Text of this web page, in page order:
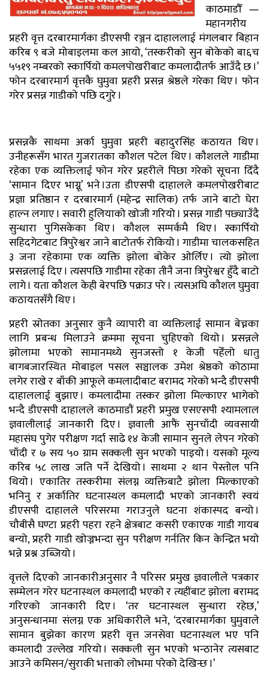
काठमाडौँ —
महानगरीय
प्रहरी वृत्त दरबारमार्गका डीएसपी रञ्जन दाहाललाई मंगलबार बिहान
करिब ९ बजे मोबाइलमा कल आयो, ‘तस्करीको सुन बोकेको बा६च
५५१९ नम्बरको स्कार्पियो कमलपोखरीबाट कमलादीतर्फ आउँदै छ ।’
फोन दरबारमार्ग वृत्तकै घुमुवा प्रहरी प्रसन्न श्रेष्ठले गरेका थिए । फोन
गरेर प्रसन्न गाडीको पछि दगुरे ।
प्रसन्नकै साथमा अर्का घुमुवा प्रहरी बहादुरसिंह कठायत थिए ।
उनीहरूसँग भारत गुजरातका कौशल पटेल थिए । कौशलले गाडीमा
रहेका एक व्यक्तिलाई फोन गरेर प्रहरीले पिछा गरेको सूचना दिँदै
‘सामान दिएर भाग्नू’ भने ।उता डीएसपी दाहालले कमलपोखरीबाट
प्रज्ञा प्रतिष्ठान र दरबारमार्ग (महेन्द्र सालिक) तर्फ जाने बाटो घेरा
हाल्न लगाए । सवारी हुलियाको खोजी गरियो । प्रसन्न गाडी पछ्याउँदै
सुन्धारा पुगिसकेका थिए । कौशल सम्पर्कमै थिए । स्कार्पियो
सहिदगेटबाट त्रिपुरेश्वर जाने बाटोतर्फ रोकियो । गाडीमा चालकसहित
३ जना रहेकामा एक व्यक्ति झोला बोकेर ओर्लिए । त्यो झोला
प्रसन्नलाई दिए । त्यसपछि गाडीमा रहेका तीनै जना त्रिपुरेश्वर हुँदै बाटो
लागे । यता कौशल केही बेरपछि पक्राउ परे । त्यसअघि कौशल घुमुवा
कठायतसँगै थिए ।
प्रहरी स्रोतका अनुसार कुनै व्यापारी वा व्यक्तिलाई सामान बेच्नका
लागि प्रबन्ध मिलाउने क्रममा सूचना चुहिएको थियो । प्रसन्नले
झोलामा भएको सामानमध्ये सुनजस्तो १ केजी पहेँलो धातु
बागबजारस्थित मोबाइल पसल सञ्चालक उमेश श्रेष्ठको कोठामा
लगेर राखे र बाँकी आफूले कमलादीबाट बरामद गरेको भन्दै डीएसपी
दाहाललाई बुझाए । कमलादीमा तस्कर झोला मिल्काएर भागेको
भन्दै डीएसपी दाहालले काठमाडौं प्रहरी प्रमुख एसएसपी श्यामलाल
ज्ञवालीलाई जानकारी दिए । ज्ञवाली आफैं सुनचाँदी व्यवसायी
महासंघ पुगेर परीक्षण गर्दा साढे १४ केजी सामान सुनले लेपन गरेको
चाँदी र ७ सय ५० ग्राम सक्कली सुन भएको पाइयो । यसको मूल्य
करिब ५८ लाख जति पर्ने देखियो । साथमा २ थान पेस्तोल पनि
थियो । एकातिर तस्करीमा संलग्न व्यक्तिबाटै झोला मिल्काएको
भनिनु र अर्कातिर घटनास्थल कमलादी भएको जानकारी स्वयं
डीएसपी दाहालले परिसरमा गराउनुले घटना शंकास्पद बन्यो ।
चौबीसै घण्टा प्रहरी पहरा रहने क्षेत्रबाट कसरी एकाएक गाडी गायब
बन्यो, प्रहरी गाडी खोज्नभन्दा सुन परीक्षण गर्नतिर किन केन्द्रित भयो
भन्ने प्रश्न उब्जियो ।
वृत्तले दिएको जानकारीअनुसार नै परिसर प्रमुख ज्ञवालीले पत्रकार
सम्मेलन गरेर घटनास्थल कमलादी भएको र त्यहींबाट झोला बरामद
गरिएको जानकारी दिए । ‘तर घटनास्थल सुन्धारा रहेछ,’
अनुसन्धानमा संलग्न एक अधिकारीले भने, ‘दरबारमार्गका घुमुवाले
सामान बुझेका कारण प्रहरी वृत्त जनसेवा घटनास्थल भए पनि
कमलादी उल्लेख गरियो । सक्कली सुन भएको भन्ठानेर त्यसबाट
आउने कमिसन/सुराकी भत्ताको लोभमा परेको देखिन्छ ।’